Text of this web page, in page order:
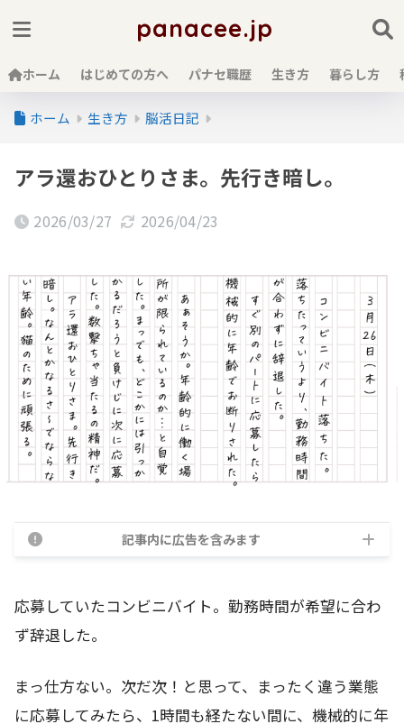
panacee.jp
ホーム はじめての方へ パナセ職歴 生き方 暮らし方
ホーム 生き方 脳活日記
アラ還おひとりさま。先行き暗し。
2026/03/27 2026/04/23
記事内に広告を含みます
応募していたコンビニバイト。勤務時間が希望に合わ
ず辞退した。
まっ仕方ない。次だ次！と思って、まったく違う業態
に応募してみたら、1時間も経たない間に、機械的に年